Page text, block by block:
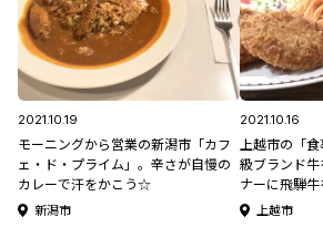
2021.10.19
モーニングから営業の新潟市「カフ
ェ・ド・プライム」。辛さが自慢の
カレーで汗をかこう☆
新潟市
2021.10.16
上越市の「
級ブランド
ナーに飛騨牛
上越市